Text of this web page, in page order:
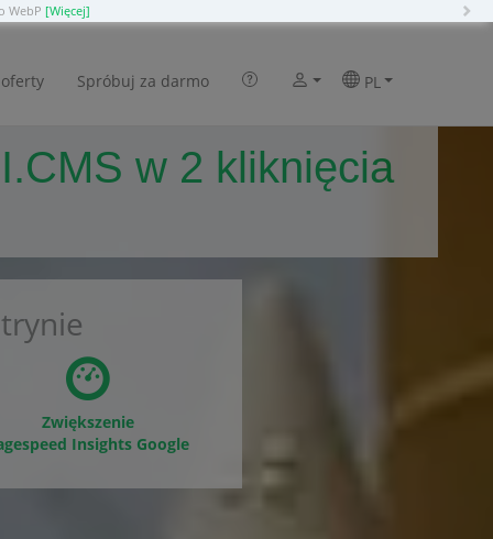
WebP [Więcej]
Spróbuj za darmo PL
w 2 kliknięcia
Zwiększenie
Insights Google